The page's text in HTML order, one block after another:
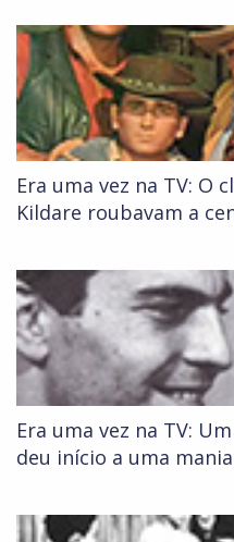
Era uma vez na TV: O
Kildare roubavam a
Era uma vez na TV:
deu início a uma